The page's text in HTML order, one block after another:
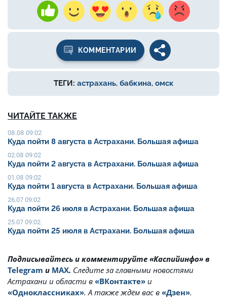
КОММЕНТАРИИ
ТЕГИ: астрахань, бабкина, омск
ЧИТАЙТЕ ТАКЖЕ
08.08 09:02
Куда пойти 8 августа в Астрахани. Большая афиша
02.08 09:02
Куда пойти 2 августа в Астрахани. Большая афиша
01.08 09:02
Куда пойти 1 августа в Астрахани. Большая афиша
26.07 09:02
Куда пойти 26 июля в Астрахани. Большая афиша
25.07 09:02
Куда пойти 25 июля в Астрахани. Большая афиша
Подписывайтесь и комментируйте «Каспийинфо» в
Telegram и MAX. Cледите за главными новостями
Астрахани и области в «ВКонтакте» и
«Одноклассниках». А также ждём вас в «Дзен».